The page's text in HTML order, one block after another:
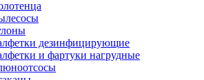
дезинфицирующие
и фартуки нагрудные